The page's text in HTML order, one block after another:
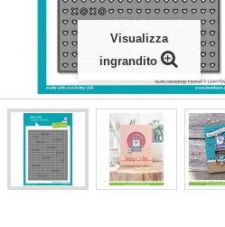
Visualizza
ingrandito